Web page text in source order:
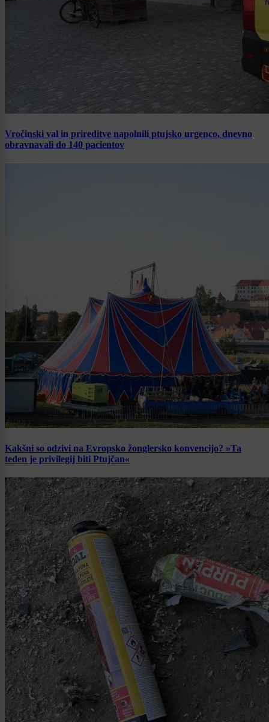
Vročinski val in prireditve napolnili ptujsko urgenco, dnevno
obravnavali do 140 pacientov
Kakšni so odzivi na Evropsko žonglersko konvencijo? »Ta
teden je privilegij biti Ptujčan«